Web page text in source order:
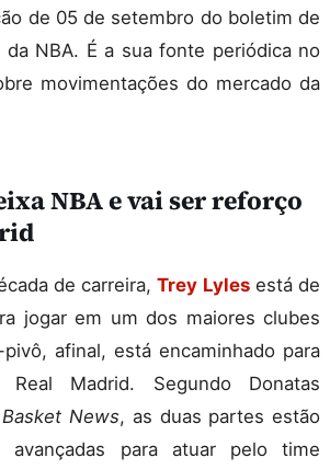
de 05 de setembro do boletim de
NBA. É a sua fonte periódica no
movimentações do mercado da
NBA e vai ser reforço
de carreira,Trey Lylesestá de
jogar em um dos maiores clubes
afinal, está encaminhado para
Madrid. Segundo Donatas
Basket News, as duas partes estão
avançadas para atuar pelo time